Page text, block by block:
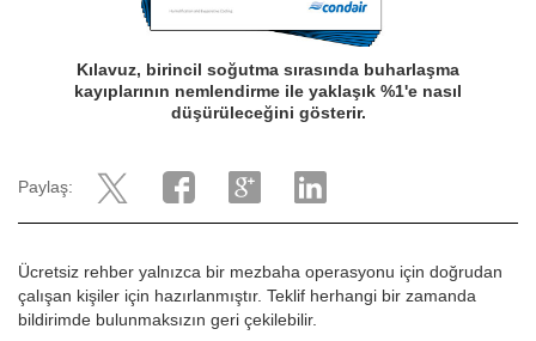
Kılavuz, birincil soğutma sırasında buharlaşma
kayıplarının nemlendirme ile yaklaşık %1'e nasıl
düşürüleceğini gösterir.
Paylaş:
Ücretsiz rehber yalnızca bir mezbaha operasyonu için doğrudan
çalışan kişiler için hazırlanmıştır. Teklif herhangi bir zamanda
bildirimde bulunmaksızın geri çekilebilir.